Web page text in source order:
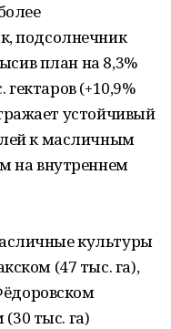
подсолнечник
план на 8,3%
(+10,9%
устойчивый
к масличным
на внутреннем
культуры
(47 тыс. га),
тыс. га)